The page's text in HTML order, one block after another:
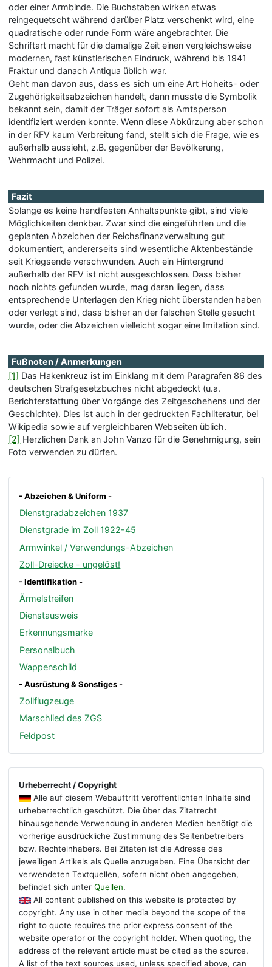
- Abzeichen & Uniform -
Dienstgradabzeichen 1937
Dienstgrade im Zoll 1922-45
Armwinkel / Verwendungs-Abzeichen
Zoll-Dreiecke - ungelöst!
- Identifikation -
Ärmelstreifen
Dienstausweis
Erkennungsmarke
Personalbuch
Wappenschild
- Ausrüstung & Sonstiges -
Zollflugzeuge
Marschlied des ZGS
Feldpost
oder einer Armbinde. Die Buchstaben wirken etwas
reingequetscht während darüber Platz verschenkt wird, eine
quadratische oder runde Form wäre angebrachter. Die
Schriftart macht für die damalige Zeit einen vergleichsweise
modernen, fast künstlerischen Eindruck, während bis 1941
Fraktur und danach Antiqua üblich war.
Geht man davon aus, dass es sich um eine Art Hoheits- oder
Zugehörigkeitsabzeichen handelt, dann musste die Symbolik
bekannt sein, damit der Träger sofort als Amtsperson
identifiziert werden konnte. Wenn diese Abkürzung aber schon
in der RFV kaum Verbreitung fand, stellt sich die Frage, wie es
außerhalb aussieht, z.B. gegenüber der Bevölkerung,
Wehrmacht und Polizei.
Fazit
Solange es keine handfesten Anhaltspunkte gibt, sind viele
Möglichkeiten denkbar. Zwar sind die eingeführten und die
geplanten Abzeichen der Reichsfinanzverwaltung gut
dokumentiert, andererseits sind wesentliche Aktenbestände
seit Kriegsende verschwunden. Auch ein Hintergrund
außerhalb der RFV ist nicht ausgeschlossen. Dass bisher
noch nichts gefunden wurde, mag daran liegen, dass
entsprechende Unterlagen den Krieg nicht überstanden haben
oder verlegt sind, dass bisher an der falschen Stelle gesucht
wurde, oder die Abzeichen vielleicht sogar eine Imitation sind.
Fußnoten / Anmerkungen
[1] Das Hakenkreuz ist im Einklang mit dem Paragrafen 86 des
deutschen Strafgesetzbuches nicht abgedeckt (u.a.
Berichterstattung über Vorgänge des Zeitgeschehens und der
Geschichte). Dies ist auch in der gedruckten Fachliteratur, bei
Wikipedia sowie auf vergleichbaren Webseiten üblich.
[2] Herzlichen Dank an John Vanzo für die Genehmigung, sein
Foto verwenden zu dürfen.
Urheberrecht / Copyright
Alle auf diesem Webauftritt veröffentlichten Inhalte sind
urheberrechtlich geschützt. Die über das Zitatrecht
hinausgehende Verwendung in anderen Medien benötigt die
vorherige ausdrückliche Zustimmung des Seitenbetreibers
bzw. Rechteinhabers. Bei Zitaten ist die Adresse des
jeweiligen Artikels als Quelle anzugeben. Eine Übersicht der
verwendeten Textquellen, sofern nicht oben angegeben,
befindet sich unterQuellen.
All content published on this website is protected by
copyright. Any use in other media beyond the scope of the
right to quote requires the prior express consent of the
website operator or the copyright holder. When quoting, the
address of the relevant article must be cited as the source.
A list of the text sources used, unless specified above, can